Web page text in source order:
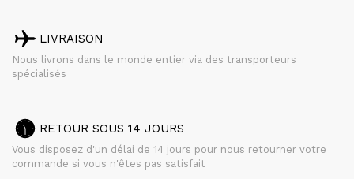
LIVRAISON
Nous livrons dans le monde entier via des transporteurs
spécialisés
RETOUR SOUS 14 JOURS
Vous disposez d'un délai de 14 jours pour nous retourner votre
commande si vous n'êtes pas satisfait